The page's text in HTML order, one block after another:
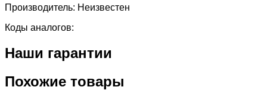
Производитель: Неизвестен
Коды аналогов:
Наши гарантии
Похожие товары